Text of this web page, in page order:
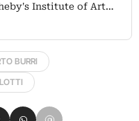
Institute of Art…
BURRI
su LinkedIn
su Pinterest
Condividi su WhatsApp
Condividi su Email